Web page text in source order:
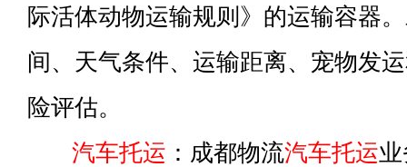
际活体动物运输规则》的运输容器
间、天气条件、运输距离、宠物发
险评估。
汽车托运 ：成都物流汽车托运